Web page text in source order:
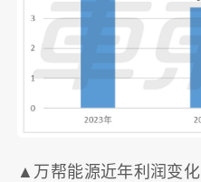
▲万帮能源近年利润变化